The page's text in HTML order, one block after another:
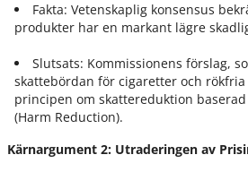
Fakta: Vetenskaplig konsensus
produkter har en markant lägre
Slutsats: Kommissionens förslag,
skattebördan för cigaretter och
principen om skattereduktion
(Harm Reduction).
Kärnargument 2: Utraderingen av